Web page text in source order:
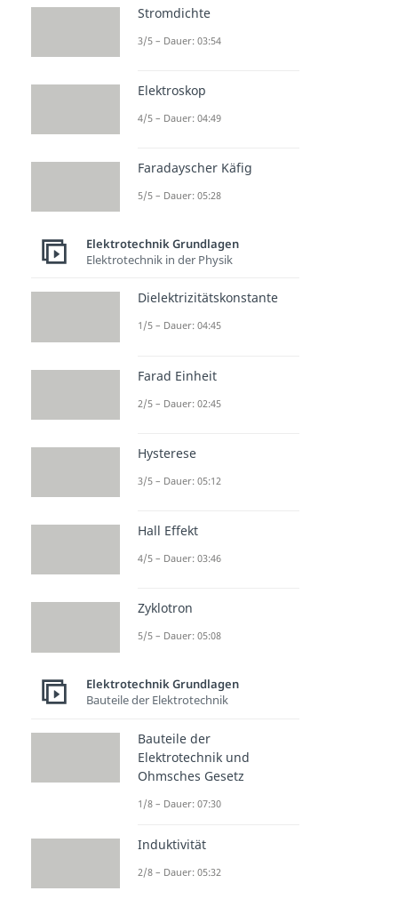
Stromdichte
3/5 – Dauer: 03:54
Elektroskop
4/5 – Dauer: 04:49
Faradayscher Käfig
5/5 – Dauer: 05:28
Elektrotechnik Grundlagen
Elektrotechnik in der Physik
Dielektrizitätskonstante
1/5 – Dauer: 04:45
Farad Einheit
2/5 – Dauer: 02:45
Hysterese
3/5 – Dauer: 05:12
Hall Effekt
4/5 – Dauer: 03:46
Zyklotron
5/5 – Dauer: 05:08
Elektrotechnik Grundlagen
Bauteile der Elektrotechnik
Bauteile der
Elektrotechnik und
Ohmsches Gesetz
1/8 – Dauer: 07:30
Induktivität
2/8 – Dauer: 05:32